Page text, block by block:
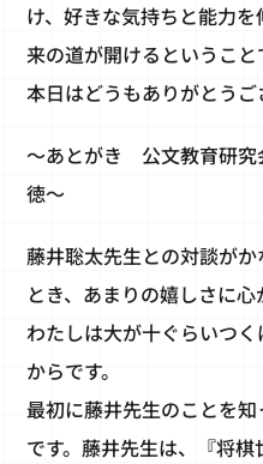
け、好きな気持ちと能力
来の道が開けるということ
本日はどうもありがとうご
～あとがき 公文教育研
徳～
藤井聡太先生との対談が
とき、あまりの嬉しさに心
わたしは大が十ぐらいつ
からです。
最初に藤井先生のことを
です。藤井先生は、『将